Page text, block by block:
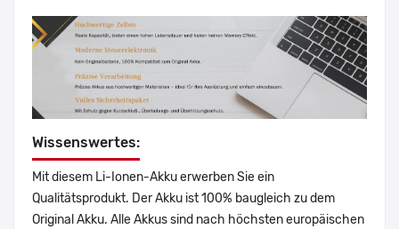
Wissenswertes:
Mit diesem Li-Ionen-Akku erwerben Sie ein
Qualitätsprodukt. Der Akku ist 100% baugleich zu dem
Original Akku. Alle Akkus sind nach höchsten europäischen